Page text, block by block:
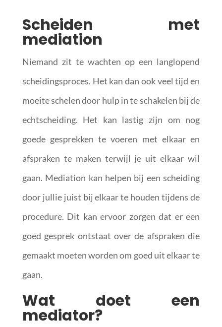
Scheiden met
mediation
Niemand zit te wachten op een langlopend
scheidingsproces. Het kan dan ook veel tijd en
moeite schelen door hulp in te schakelen bij de
echtscheiding. Het kan lastig zijn om nog
goede gesprekken te voeren met elkaar en
afspraken te maken terwijl je uit elkaar wil
gaan. Mediation kan helpen bij een scheiding
door jullie juist bij elkaar te houden tijdens de
procedure. Dit kan ervoor zorgen dat er een
goed gesprek ontstaat over de afspraken die
gemaakt moeten worden om goed uit elkaar te
gaan.
Wat doet een
mediator?